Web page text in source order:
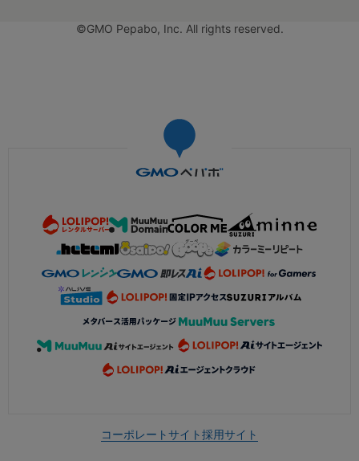
©GMO Pepabo, Inc. All rights reserved.
コーポレートサイト採用サイト